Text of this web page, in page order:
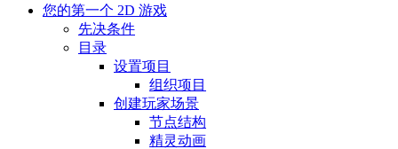
您的第一个 2D 游戏
先决条件
目录
设置项目
组织项目
创建玩家场景
节点结构
精灵动画